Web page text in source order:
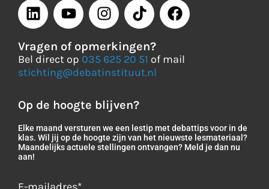
Vragen of opmerkingen?
Bel direct op 035 625 20 51 of mail
stichting@debatinstituut.nl
Op de hoogte blijven?
Elke maand versturen we een lestip met debattips voor in de
klas. Wil jij op de hoogte zijn van het nieuwste lesmateriaal?
Maandelijks actuele stellingen ontvangen? Meld je dan nu
aan!
E-mailadres*